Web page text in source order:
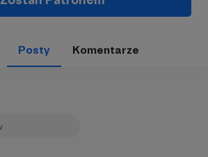
Posty Komentarze